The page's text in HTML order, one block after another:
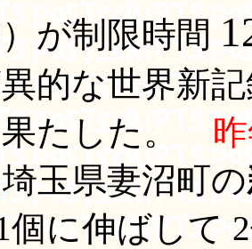
）が制限時間
的な世界新
たした。
埼玉県妻沼町の
個に伸ばして